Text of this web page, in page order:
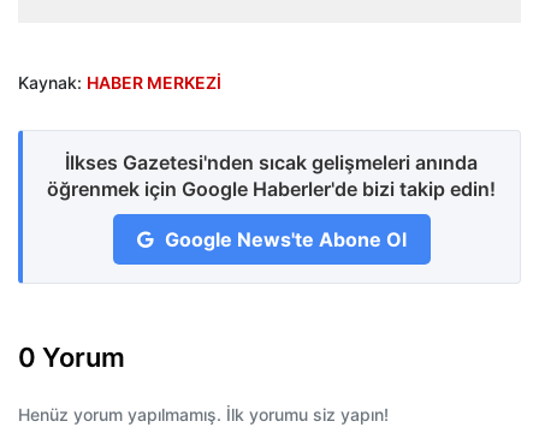
Kaynak: HABER MERKEZİ
İlkses Gazetesi'nden sıcak gelişmeleri anında
öğrenmek için Google Haberler'de bizi takip edin!
Google News'te Abone Ol
0 Yorum
Henüz yorum yapılmamış. İlk yorumu siz yapın!